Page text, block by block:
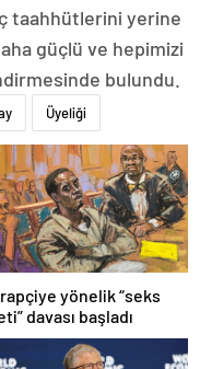
taahhütlerini yerine
güçlü ve hepimizi
bulundu.
Üyeliği
yönelik “seks
davası başladı